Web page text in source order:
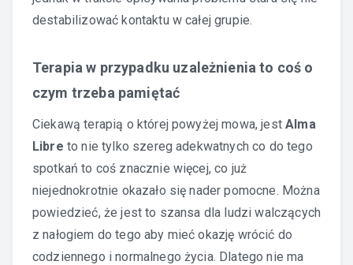
destabilizować kontaktu w całej grupie.
Terapia w przypadku uzależnienia to coś o
czym trzeba pamiętać
Ciekawą terapią o której powyżej mowa, jestAlma
Libre to nie tylko szereg adekwatnych co do tego
spotkań to coś znacznie więcej, co już
niejednokrotnie okazało się nader pomocne. Można
powiedzieć, że jest to szansa dla ludzi walczących
z nałogiem do tego aby mieć okazję wrócić do
codziennego i normalnego życia. Dlatego nie ma